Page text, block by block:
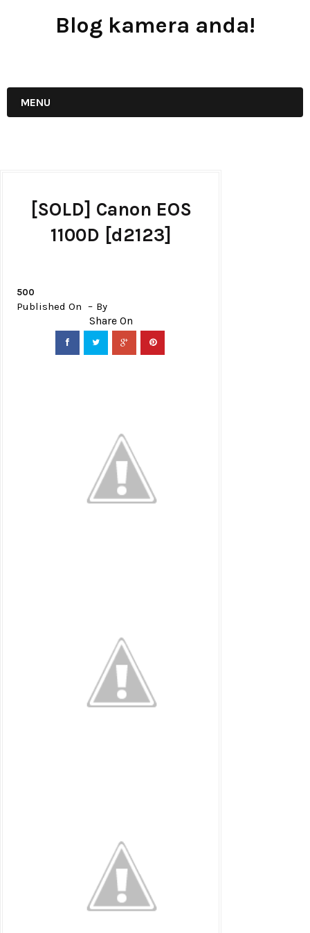
Blog kamera anda!
MENU
[SOLD] Canon EOS
1100D [d2123]
500
Published On By